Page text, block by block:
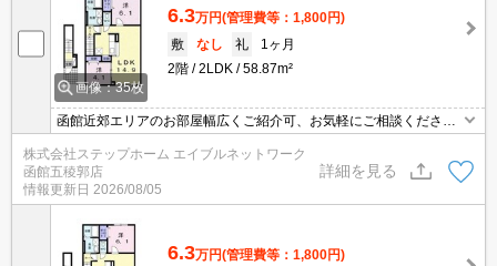
画像：35枚
6.3万円(管理費等：1,800円)
敷
なし 礼
1ヶ月
2階
2LDK 58.87m²
函館近郊エリアのお部屋幅広くご紹介可、お気軽にご相談くださ
い エアコン付きで暑い日も快適に過ごすことができますよ★イン
ターネットはWi-Fiが無料で使い放題！スーパーまで徒歩圏内でお買
い物便利な立地です♪
株式会社ステップホーム エイブルネットワーク
函館五稜郭店
情報更新日 2026/08/05
詳細を見る
6.3万円(管理費等：1,800円)